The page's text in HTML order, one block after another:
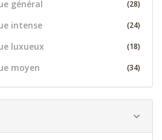
général (28)
intense (24)
luxueux (18)
moyen (34)